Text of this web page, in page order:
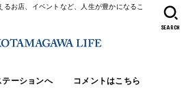
るお店、イベントなど、人生が豊かになるこ
テーションへ コメントはこちら
SEARCH